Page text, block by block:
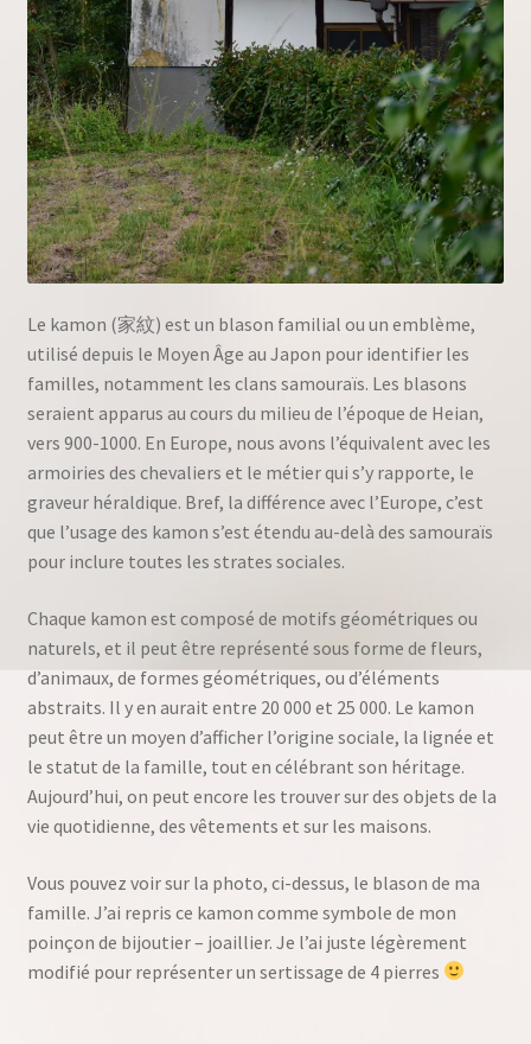
Le kamon (家紋) est un blason familial ou un emblème,
utilisé depuis le Moyen Âge au Japon pour identifier les
familles, notamment les clans samouraïs. Les blasons
seraient apparus au cours du milieu de l’époque de Heian,
vers 900-1000. En Europe, nous avons l’équivalent avec les
armoiries des chevaliers et le métier qui s’y rapporte, le
graveur héraldique. Bref, la différence avec l’Europe, c’est
que l’usage des kamon s’est étendu au-delà des samouraïs
pour inclure toutes les strates sociales.
Chaque kamon est composé de motifs géométriques ou
naturels, et il peut être représenté sous forme de fleurs,
d’animaux, de formes géométriques, ou d’éléments
abstraits. Il y en aurait entre 20 000 et 25 000. Le kamon
peut être un moyen d’afficher l’origine sociale, la lignée et
le statut de la famille, tout en célébrant son héritage.
Aujourd’hui, on peut encore les trouver sur des objets de la
vie quotidienne, des vêtements et sur les maisons.
Vous pouvez voir sur la photo, ci-dessus, le blason de ma
famille. J’ai repris ce kamon comme symbole de mon
poinçon de bijoutier – joaillier. Je l’ai juste légèrement
modifié pour représenter un sertissage de 4 pierres